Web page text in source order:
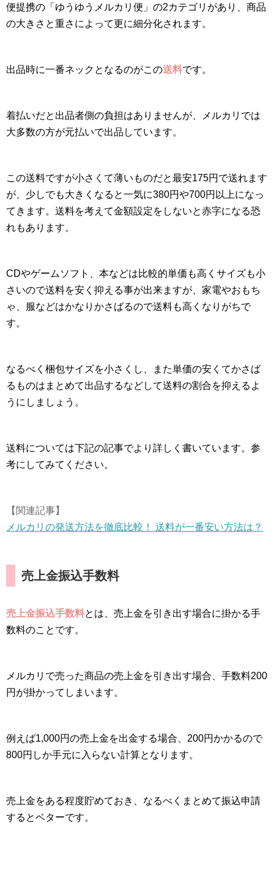
便提携の「ゆうゆうメルカリ便」の2カテゴリがあり、商品
の大きさと重さによって更に細分化されます。
出品時に一番ネックとなるのがこの送料です。
着払いだと出品者側の負担はありませんが、メルカリでは
大多数の方が元払いで出品しています。
この送料ですが小さくて薄いものだと最安175円で送れます
が、少しでも大きくなると一気に380円や700円以上になっ
てきます。送料を考えて金額設定をしないと赤字になる恐
れもあります。
CDやゲームソフト、本などは比較的単価も高くサイズも小
さいので送料を安く抑える事が出来ますが、家電やおもち
ゃ、服などはかなりかさばるので送料も高くなりがちで
す。
なるべく梱包サイズを小さくし、また単価の安くてかさば
るものはまとめて出品するなどして送料の割合を抑えるよ
うにしましょう。
送料については下記の記事でより詳しく書いています。参
考にしてみてください。
【関連記事】
メルカリの発送方法を徹底比較！ 送料が一番安い方法は？
売上金振込手数料
売上金振込手数料とは、売上金を引き出す場合に掛かる手
数料のことです。
メルカリで売った商品の売上金を引き出す場合、手数料200
円が掛かってしまいます。
例えば1,000円の売上金を出金する場合、200円かかるので
800円しか手元に入らない計算となります。
売上金をある程度貯めておき、なるべくまとめて振込申請
するとベターです。